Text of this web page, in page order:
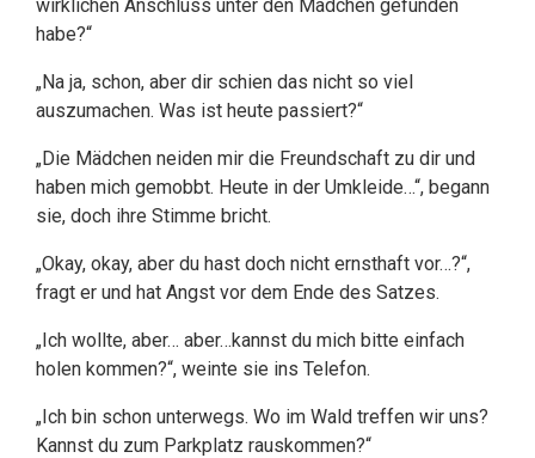
wirklichen Anschluss unter den Mädchen gefunden
habe?“
„Na ja, schon, aber dir schien das nicht so viel
auszumachen. Was ist heute passiert?“
„Die Mädchen neiden mir die Freundschaft zu dir und
haben mich gemobbt. Heute in der Umkleide…“, begann
sie, doch ihre Stimme bricht.
„Okay, okay, aber du hast doch nicht ernsthaft vor…?“,
fragt er und hat Angst vor dem Ende des Satzes.
„Ich wollte, aber… aber…kannst du mich bitte einfach
holen kommen?“, weinte sie ins Telefon.
„Ich bin schon unterwegs. Wo im Wald treffen wir uns?
Kannst du zum Parkplatz rauskommen?“